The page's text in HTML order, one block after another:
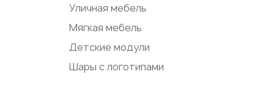
Уличная мебель
Мягкая мебель
Детские модули
Шары с логотипами